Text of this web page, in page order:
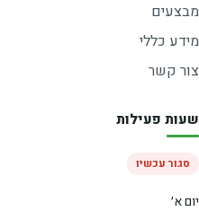
מבצעים
מידע כללי
צור קשר
שעות פעילות
סגור עכשיו
יום א׳